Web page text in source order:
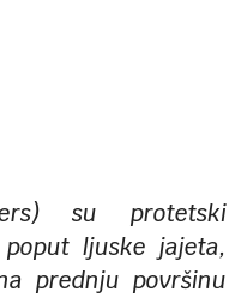
su protetski
ljuske jajeta,
prednju površinu